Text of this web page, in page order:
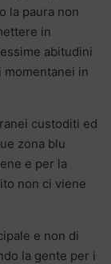
la paura non
in
abitudini
in
custoditi ed
zona blu
e per la
non ci viene
e non di
la gente per i